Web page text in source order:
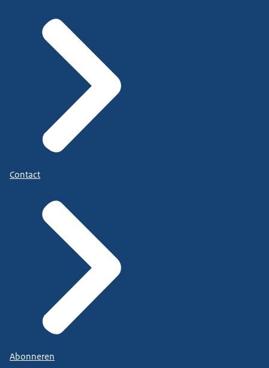
Contact
Abonneren